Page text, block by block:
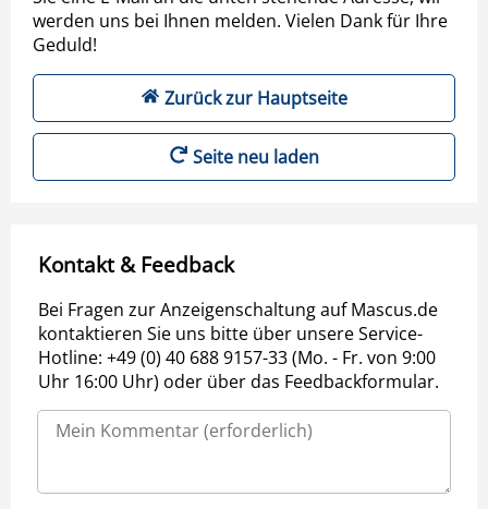
werden uns bei Ihnen melden. Vielen Dank für Ihre
Geduld!
Zurück zur Hauptseite
Seite neu laden
Kontakt & Feedback
Bei Fragen zur Anzeigenschaltung auf Mascus.de
kontaktieren Sie uns bitte über unsere Service-
Hotline: +49 (0) 40 688 9157-33 (Mo. - Fr. von 9:00
Uhr 16:00 Uhr) oder über das Feedbackformular.